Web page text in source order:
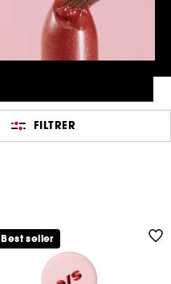
FILTRER
Best seller